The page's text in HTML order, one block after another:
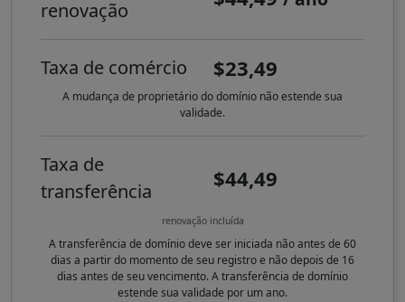
renovação
Taxa de comércio $23,49
A mudança de proprietário do domínio não estende sua
validade.
Taxa de
transferência
$44,49
renovação incluída
A transferência de domínio deve ser iniciada não antes de 60
dias a partir do momento de seu registro e não depois de 16
dias antes de seu vencimento. A transferência de domínio
estende sua validade por um ano.